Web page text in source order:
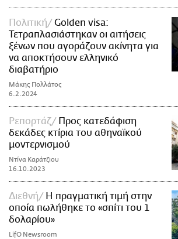
Πολιτική
Golden visa:
Τετραπλασιάστηκαν οι αιτήσεις
ξένων που αγοράζουν ακίνητα για
να αποκτήσουν ελληνικό
διαβατήριο
Μάκης Πολλάτος
6.2.2024
Ρεπορτάζ
Προς κατεδάφιση
δεκάδες κτίρια του αθηναϊκού
μοντερνισμού
Ντίνα Καράτζιου
16.10.2023
Διεθνή
Η πραγματική τιμή στην
οποία πωλήθηκε το «σπίτι του 1
δολαρίου»
LifO Newsroom